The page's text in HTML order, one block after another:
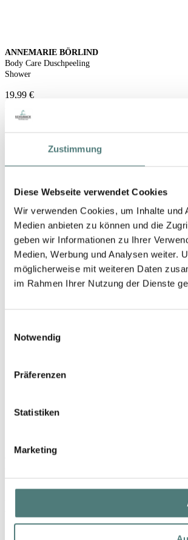
Zustimmung
Diese Webseite verwendet Cookies
Wir verwenden Cookies, um Inhalte
Medien anbieten zu können und die
geben wir Informationen zu Ihrer
Medien, Werbung und Analysen weiter.
möglicherweise mit weiteren Daten
im Rahmen Ihrer Nutzung der Dienste
Notwendig
Präferenzen
Statistiken
Marketing
ANNEMARIE BÖRLIND
Body Care Duschpeeling
Shower
19,99 €
ANNEMARIE BÖRLIND